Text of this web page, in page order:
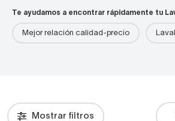
Te ayudamos a encontrar rápidamente tu
Mejor relación calidad-precio
Mostrar filtros